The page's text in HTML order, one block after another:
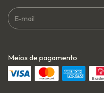
Meios de pagamento